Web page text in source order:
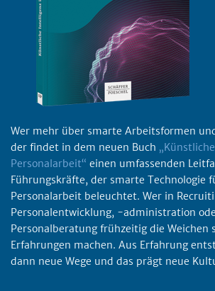
Wer mehr über smarte Arbeitsformen
der findet in dem neuen Buch
Personalarbeit“ einen umfassenden
Führungskräfte, der smarte Technologie
Personalarbeit beleuchtet. Wer in
Personalentwicklung, -administration
Personalberatung frühzeitig die Weichen
Erfahrungen machen. Aus Erfahrung
dann neue Wege und das prägt neue